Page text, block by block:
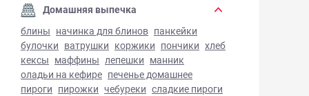
Домашняя выпечка
блины начинка для блинов панкейки
булочки ватрушки коржики пончики хлеб
кексы маффины лепешки манник
оладьи на кефире печенье домашнее
пироги пирожки чебуреки сладкие пироги